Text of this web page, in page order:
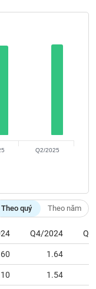
Q2/2025
Theo quý Theo năm
Q4/2024
1.64
1.54